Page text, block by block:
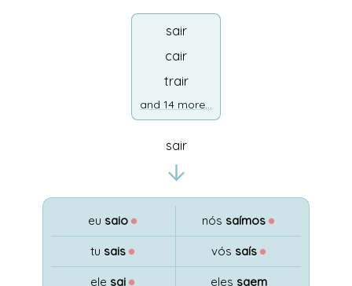
sair
cair
trair
and 14 more...
sair
eu saio ●
tu sais ●
ele sai ●
nós saímos ●
vós saís ●
eles saem